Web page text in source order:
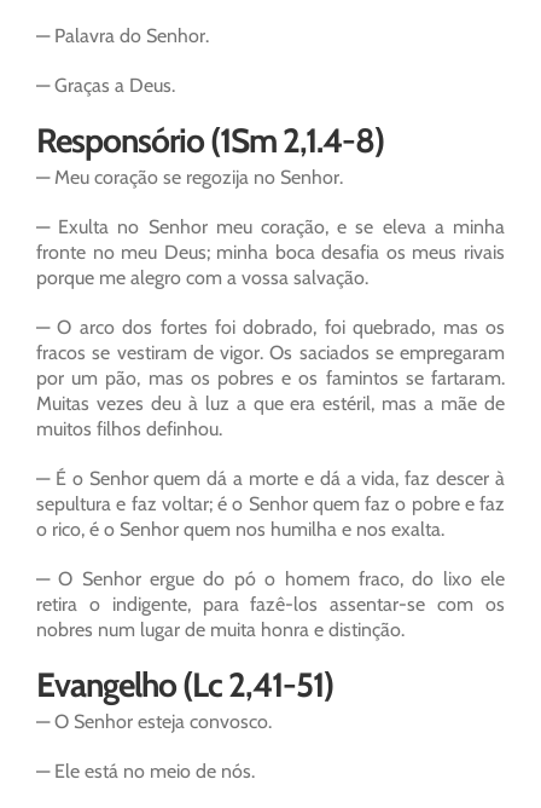
— Palavra do Senhor.
— Graças a Deus.
Responsório (1Sm 2,1.4-8)
— Meu coração se regozija no Senhor.
— Exulta no Senhor meu coração, e se eleva a minha
fronte no meu Deus; minha boca desafia os meus rivais
porque me alegro com a vossa salvação.
— O arco dos fortes foi dobrado, foi quebrado, mas os
fracos se vestiram de vigor. Os saciados se empregaram
por um pão, mas os pobres e os famintos se fartaram.
Muitas vezes deu à luz a que era estéril, mas a mãe de
muitos filhos definhou.
— É o Senhor quem dá a morte e dá a vida, faz descer à
sepultura e faz voltar; é o Senhor quem faz o pobre e faz
o rico, é o Senhor quem nos humilha e nos exalta.
— O Senhor ergue do pó o homem fraco, do lixo ele
retira o indigente, para fazê-los assentar-se com os
nobres num lugar de muita honra e distinção.
Evangelho (Lc 2,41-51)
— O Senhor esteja convosco.
— Ele está no meio de nós.